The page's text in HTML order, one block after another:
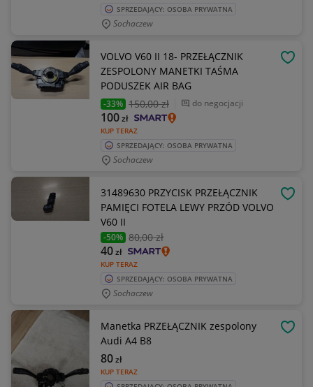
SPRZEDAJĄCY: OSOBA PRYWATNA
Sochaczew
VOLVO V60 II 18- PRZEŁĄCZNIK
ZESPOLONY MANETKI TAŚMA
PODUSZEK AIR BAG
-33% 150,00 zł do negocjacji
KUP TERAZ
100zł
SPRZEDAJĄCY: OSOBA PRYWATNA
Sochaczew
31489630 PRZYCISK PRZEŁĄCZNIK
PAMIĘCI FOTELA LEWY PRZÓD VOLVO
V60 II
-50% 80,00 zł
KUP TERAZ
40zł
SPRZEDAJĄCY: OSOBA PRYWATNA
Sochaczew
Manetka PRZEŁĄCZNIK zespolony
Audi A4 B8
KUP TERAZ
80zł